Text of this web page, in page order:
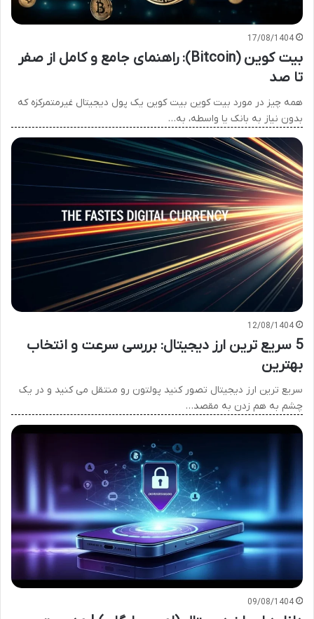
17/08/1404
بیت کوین (Bitcoin): راهنمای جامع و کامل از صفر
تا صد
همه چیز در مورد بیت کوین بیت کوین یک پول دیجیتال غیرمتمرکزه که
بدون نیاز به بانک یا واسطه، به…
12/08/1404
5 سریع ترین ارز دیجیتال: بررسی سرعت و انتخاب
بهترین
سریع ترین ارز دیجیتال تصور کنید پولتون رو منتقل می کنید و در یک
چشم به هم زدن به مقصد…
09/08/1404